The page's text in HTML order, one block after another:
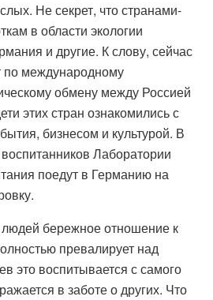
Не секрет, что странами-
в области экологии
и другие. К слову, сейчас
по международному
обмену между Россией
этих стран ознакомились с
бизнесом и культурой. В
Лаборатории
поедут в Германию на
бережное отношение к
превалирует над
это воспитывается с самого
в заботе о других. Что